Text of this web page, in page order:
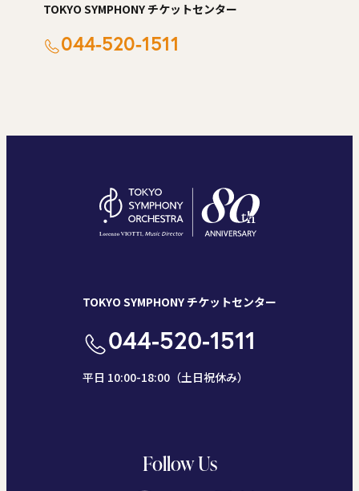
TOKYO SYMPHONY チケットセンター
044-520-1511
TOKYO SYMPHONY チケットセンター
044-520-1511
平日 10:00-18:00（土日祝休み）
Follow Us